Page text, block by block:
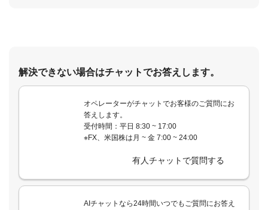
解決できない場合はチャットでお答えします。
オペレーターがチャットでお客様のご質問にお
答えします。
受付時間：平日 8:30 ~ 17:00
※FX、米国株は月 ~ 金 7:00 ~ 24:00
有人チャットで質問する
AIチャットなら24時間いつでもご質問にお答え